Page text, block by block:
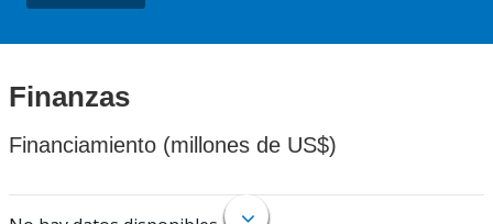
Finanzas
Financiamiento (millones de US$)